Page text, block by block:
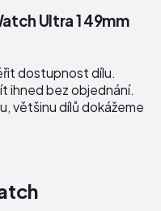
Ultra 1 49mm
dostupnost dílu.
ihned bez objednání.
většinu dílů dokážeme